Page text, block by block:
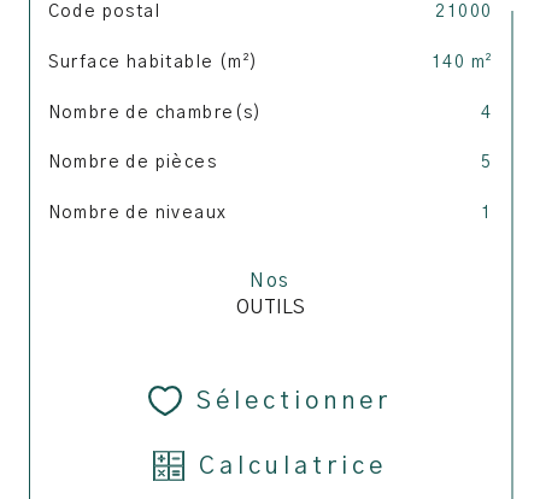
TRAD_SIROCCO_Caracteristique
Code postal 21000
Surface habitable (m²) 140 m²
Nombre de chambre(s) 4
Nombre de pièces 5
Nombre de niveaux 1
Nos
OUTILS
Sélectionner
Calculatrice